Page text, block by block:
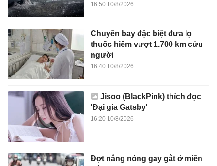
16:50 10/8/2026
Chuyến bay đặc biệt đưa lọ
thuốc hiếm vượt 1.700 km cứu
người
16:40 10/8/2026
Jisoo (BlackPink) thích đọc
'Đại gia Gatsby'
16:20 10/8/2026
Đợt nắng nóng gay gắt ở miền